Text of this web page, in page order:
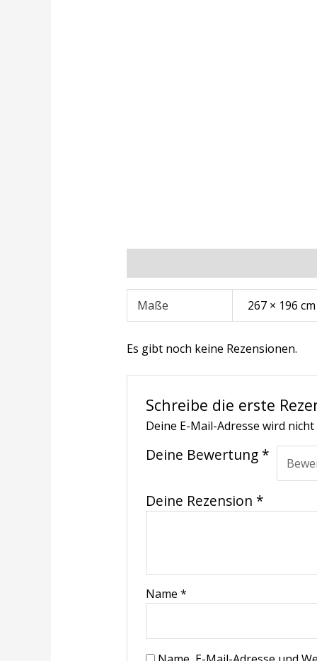
Maße 267 × 196 cm
Es gibt noch keine Rezensionen.
Schreibe die erste
Deine E-Mail-Adresse wird
Deine Bewertung *
Deine Rezension *
Name*